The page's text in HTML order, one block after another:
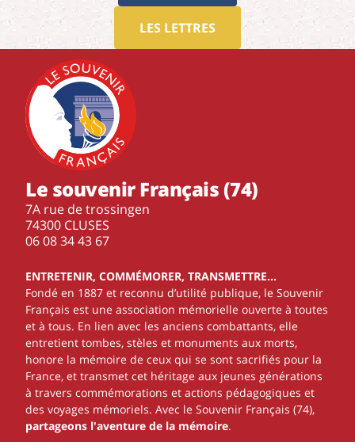
LES LETTRES
Le souvenir Français (74)
7A rue de trossingen
74300 CLUSES
‭06 08 34 43 67‬
ENTRETENIR, COMMÉMORER, TRANSMETTRE…
Fondé en 1887 et reconnu d’utilité publique, le Souvenir
Français est une association mémorielle ouverte à toutes
et à tous. En lien avec les anciens combattants, elle
entretient tombes, stèles et monuments aux morts,
honore la mémoire de ceux qui se sont sacrifiés pour la
France, et transmet cet héritage aux jeunes générations
à travers commémorations et actions pédagogiques et
des voyages mémoriels. Avec le Souvenir Français (74),
partageons l'aventure de la mémoire.